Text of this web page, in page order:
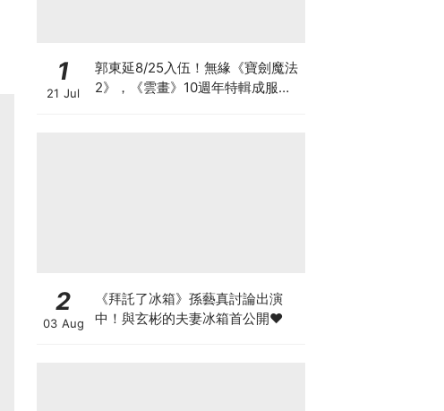
1
21 Jul
郭東延8/25入伍！無緣《寶劍魔法
2》，《雲畫》10週年特輯成服役
2
03 Aug
《拜託了冰箱》孫藝真討論出演
中！與玄彬的夫妻冰箱首公開♥